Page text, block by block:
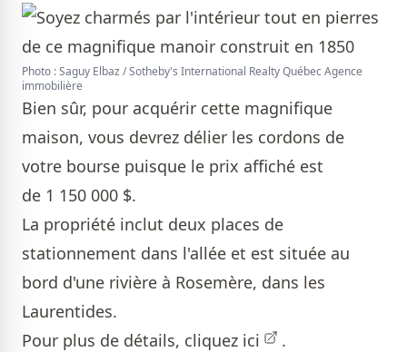
Photo : Saguy Elbaz / Sotheby's International Realty Québec Agence
immobilière
Bien sûr, pour acquérir cette magnifique
maison, vous devrez délier les cordons de
votre bourse puisque le prix affiché est
de 1 150 000 $.
La propriété inclut deux places de
stationnement dans l'allée et est située au
bord d'une rivière à Rosemère, dans les
Laurentides.
Pour plus de détails, cliquez ici .